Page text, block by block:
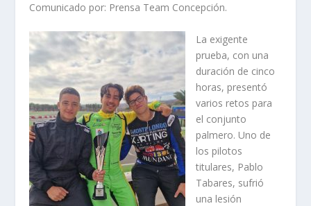
Comunicado por: Prensa Team Concepción.
La exigente
prueba, con una
duración de cinco
horas, presentó
varios retos para
el conjunto
palmero. Uno de
los pilotos
titulares, Pablo
Tabares, sufrió
una lesión